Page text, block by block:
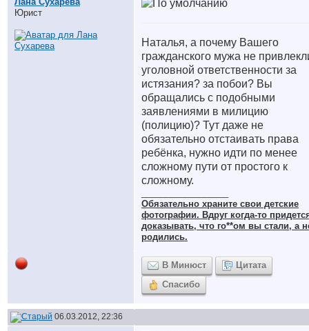
Юрист
Наталья, а почему Вашего
гражданского мужа не
уголовной ответственности за
истязания? за побои? Вы
обращались с подобными
заявлениями в милицию
(полицию)? Тут даже не
обязательно отстаивать права
ребёнка, нужно идти по менее
сложному пути от простого к
сложному.
Обязательно храните cвои детские
фотографии. Вдруг когда-то
доказывать, что го**ом вы стали, а
родились.
В Минюст
Цитата
Спасибо
06.03.2012, 22:36